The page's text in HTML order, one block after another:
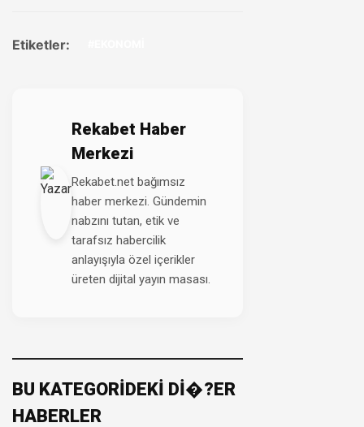
Etiketler:
Rekabet Haber
Merkezi
Rekabet.net bağımsız
haber merkezi. Gündemin
nabzını tutan, etik ve
tarafsız habercilik
anlayışıyla özel içerikler
üreten dijital yayın masası.
BU KATEGORİDEKİ Dİ�?ER
HABERLER